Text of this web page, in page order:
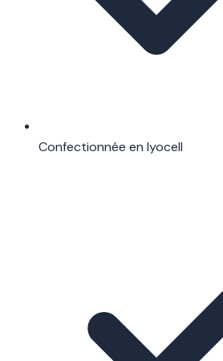
Confectionnée en lyocell